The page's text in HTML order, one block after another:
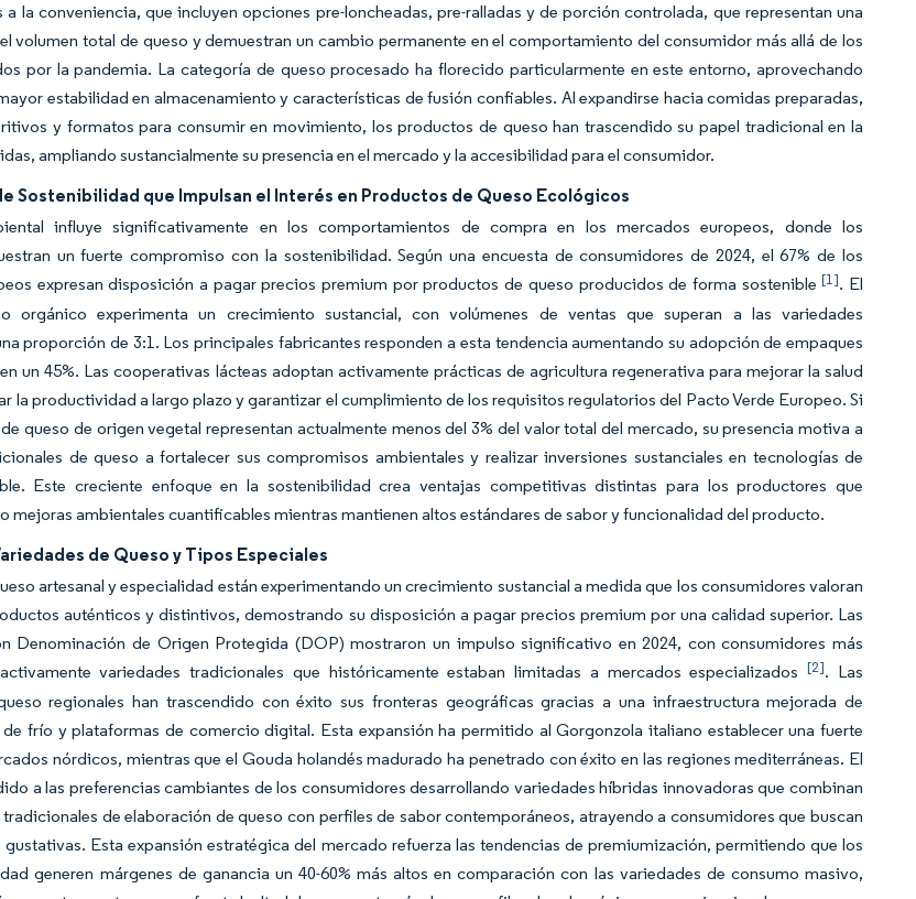
la conveniencia, que incluyen opciones pre-loncheadas, pre-ralladas y de porción controlada, que representan una
volumen total de queso y demuestran un cambio permanente en el comportamiento del consumidor más allá de los
por la pandemia. La categoría de queso procesado ha florecido particularmente en este entorno, aprovechando
estabilidad en almacenamiento y características de fusión confiables. Al expandirse hacia comidas preparadas,
y formatos para consumir en movimiento, los productos de queso han trascendido su papel tradicional en la
ampliando sustancialmente su presencia en el mercado y la accesibilidad para el consumidor.
Sostenibilidad que Impulsan el Interés en Productos de Queso Ecológicos
influye significativamente en los comportamientos de compra en los mercados europeos, donde los
un fuerte compromiso con la sostenibilidad. Según una encuesta de consumidores de 2024, el 67% de los
expresan disposición a pagar precios premium por productos de queso producidos de forma sostenible[1]. El
orgánico experimenta un crecimiento sustancial, con volúmenes de ventas que superan a las variedades
proporción de 3:1. Los principales fabricantes responden a esta tendencia aumentando su adopción de empaques
un 45%. Las cooperativas lácteas adoptan activamente prácticas de agricultura regenerativa para mejorar la salud
la productividad a largo plazo y garantizar el cumplimiento de los requisitos regulatorios del Pacto Verde Europeo. Si
queso de origen vegetal representan actualmente menos del 3% del valor total del mercado, su presencia motiva a
de queso a fortalecer sus compromisos ambientales y realizar inversiones sustanciales en tecnologías de
Este creciente enfoque en la sostenibilidad crea ventajas competitivas distintas para los productores que
mejoras ambientales cuantificables mientras mantienen altos estándares de sabor y funcionalidad del producto.
de Queso y Tipos Especiales
artesanal y especialidad están experimentando un crecimiento sustancial a medida que los consumidores valoran
auténticos y distintivos, demostrando su disposición a pagar precios premium por una calidad superior. Las
Denominación de Origen Protegida (DOP) mostraron un impulso significativo en 2024, con consumidores más
variedades tradicionales que históricamente estaban limitadas a mercados especializados[2]. Las
regionales han trascendido con éxito sus fronteras geográficas gracias a una infraestructura mejorada de
frío y plataformas de comercio digital. Esta expansión ha permitido al Gorgonzola italiano establecer una fuerte
nórdicos, mientras que el Gouda holandés madurado ha penetrado con éxito en las regiones mediterráneas. El
a las preferencias cambiantes de los consumidores desarrollando variedades híbridas innovadoras que combinan
de elaboración de queso con perfiles de sabor contemporáneos, atrayendo a consumidores que buscan
gustativas. Esta expansión estratégica del mercado refuerza las tendencias de premiumización, permitiendo que los
generen márgenes de ganancia un 40-60% más altos en comparación con las variedades de consumo masivo,